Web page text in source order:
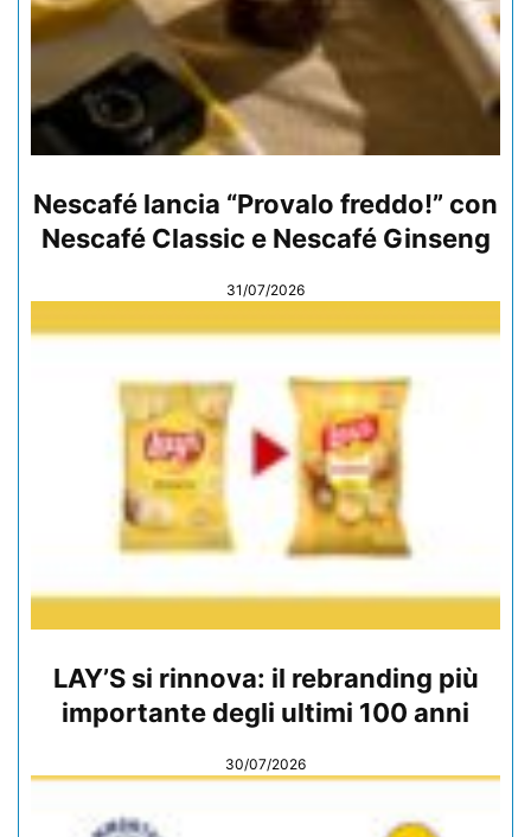
Nescafé lancia “Provalo freddo!” con
Nescafé Classic e Nescafé Ginseng
31/07/2026
LAY’S si rinnova: il rebranding più
importante degli ultimi 100 anni
30/07/2026